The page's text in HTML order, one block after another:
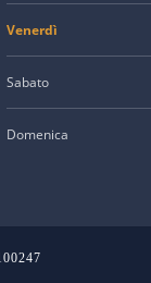
Venerdì
Sabato
Domenica